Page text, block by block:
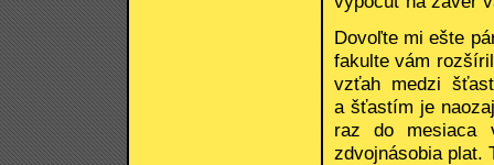
Dovoľte mi ešte
fakulte vám
vzťah medzi
a šťastím je
raz do mesiaca
zdvojnásobia plat.